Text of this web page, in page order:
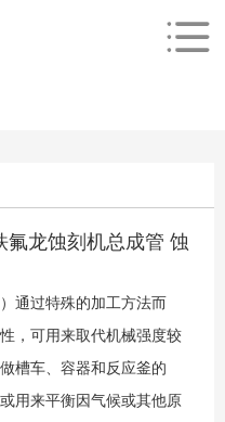
龙蚀刻机总成管 蚀
通过特殊的加工方法而
，可用来取代机械强度较
槽车、容器和反应釜的
用来平衡因气候或其他原